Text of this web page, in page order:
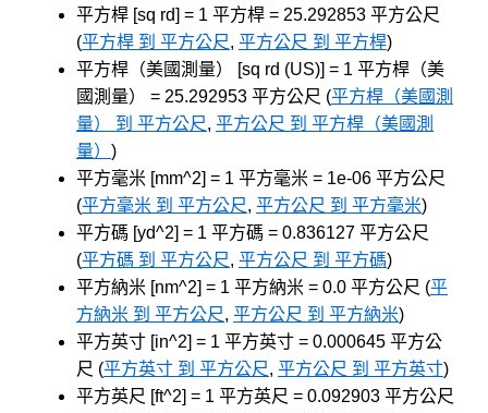
平方桿 [sq rd] = 1 平方桿 = 25.292853 平方公尺
(平方桿 到 平方公尺, 平方公尺 到 平方桿)
平方桿（美國測量） [sq rd (US)] = 1 平方桿（美
國測量） = 25.292953 平方公尺 (平方桿（美國測
量） 到 平方公尺, 平方公尺 到 平方桿（美國測
量） )
平方毫米 [mm^2] = 1 平方毫米 = 1e-06 平方公尺
(平方毫米 到 平方公尺, 平方公尺 到 平方毫米)
平方碼 [yd^2] = 1 平方碼 = 0.836127 平方公尺
(平方碼 到 平方公尺, 平方公尺 到 平方碼)
平方納米 [nm^2] = 1 平方納米 = 0.0 平方公尺 (平
方納米 到 平方公尺, 平方公尺 到 平方納米)
平方英寸 [in^2] = 1 平方英寸 = 0.000645 平方公
尺 (平方英寸 到 平方公尺, 平方公尺 到 平方英寸)
平方英尺 [ft^2] = 1 平方英尺 = 0.092903 平方公尺